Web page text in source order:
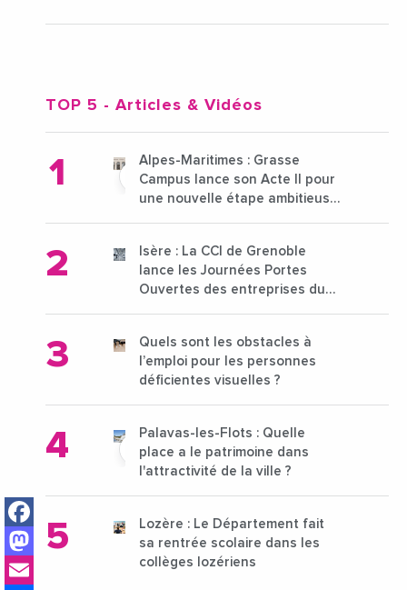
Facebook
Mastodon
TOP 5 - Articles & Vidéos
Alpes-Maritimes : Grasse
Campus lance son Acte II pour
une nouvelle étape ambitieuse
Isère : La CCI de Grenoble
lance les Journées Portes
Ouvertes des entreprises du
Quels sont les obstacles à
l’emploi pour les personnes
déficientes visuelles ?
Palavas-les-Flots : Quelle
place a le patrimoine dans
l'attractivité de la ville ?
Lozère : Le Département fait
sa rentrée scolaire dans les
collèges lozériens